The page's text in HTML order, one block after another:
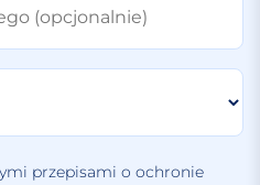
przepisami o ochronie